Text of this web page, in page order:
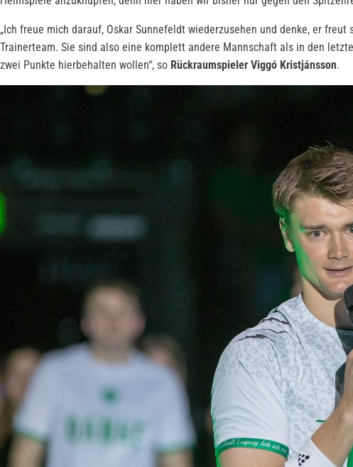
„Ich freue mich darauf, Oskar Sunnefeldt wiederzusehen und denke, er
Trainerteam. Sie sind also eine komplett andere Mannschaft als in den
zwei Punkte hierbehalten wollen“, so Rückraumspieler Viggó Kristjánsson.